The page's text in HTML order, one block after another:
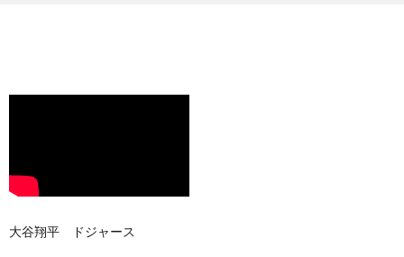
大谷翔平 ドジャース